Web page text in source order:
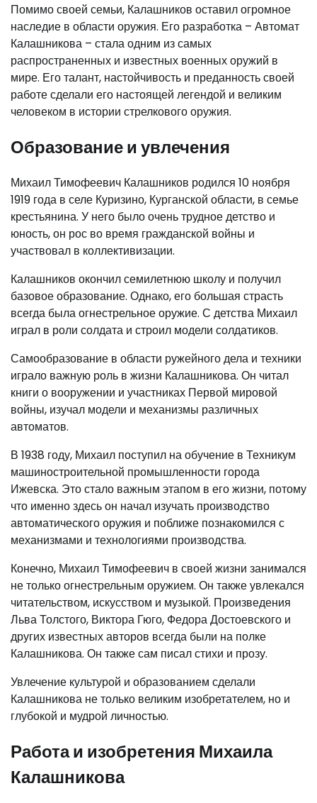
Помимо своей семьи, Калашников оставил огромное
наследие в области оружия. Его разработка – Автомат
Калашникова – стала одним из самых
распространенных и известных военных оружий в
мире. Его талант, настойчивость и преданность своей
работе сделали его настоящей легендой и великим
человеком в истории стрелкового оружия.
Образование и увлечения
Михаил Тимофеевич Калашников родился 10 ноября
1919 года в селе Куризино, Курганской области, в семье
крестьянина. У него было очень трудное детство и
юность, он рос во время гражданской войны и
участвовал в коллективизации.
Калашников окончил семилетнюю школу и получил
базовое образование. Однако, его большая страсть
всегда была огнестрельное оружие. С детства Михаил
играл в роли солдата и строил модели солдатиков.
Самообразование в области ружейного дела и техники
играло важную роль в жизни Калашникова. Он читал
книги о вооружении и участниках Первой мировой
войны, изучал модели и механизмы различных
автоматов.
В 1938 году, Михаил поступил на обучение в Техникум
машиностроительной промышленности города
Ижевска. Это стало важным этапом в его жизни, потому
что именно здесь он начал изучать производство
автоматического оружия и поближе познакомился с
механизмами и технологиями производства.
Конечно, Михаил Тимофеевич в своей жизни занимался
не только огнестрельным оружием. Он также увлекался
читательством, искусством и музыкой. Произведения
Льва Толстого, Виктора Гюго, Федора Достоевского и
других известных авторов всегда были на полке
Калашникова. Он также сам писал стихи и прозу.
Увлечение культурой и образованием сделали
Калашникова не только великим изобретателем, но и
глубокой и мудрой личностью.
Работа и изобретения Михаила
Калашникова